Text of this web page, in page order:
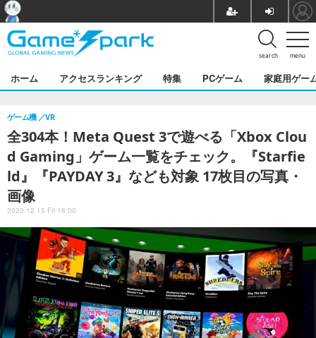
menu
search
ホーム アクセスランキング 特集 PCゲーム 家庭用ゲー
全304本！Meta Quest 3で遊べる「Xbox Clou
d Gaming」ゲーム一覧をチェック。『Starfie
ld』『PAYDAY 3』なども対象 17枚目の写真・
画像
ゲーム機 VR
2023.12.15 Fri 18:00